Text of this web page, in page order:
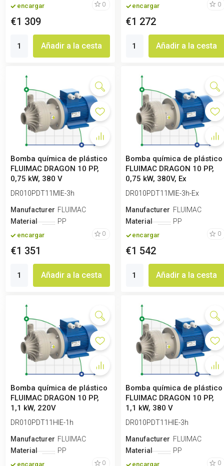
encargar 0
€1 309
Añadir a la cesta
encargar 0
€1 272
Añadir a la cesta
Bomba química de plástico
FLUIMAC DRAGON 10 PP,
0,75 kW, 380 V
DR010PDT11MIE-3h
ManufactureroFLUIMAC
Material
PP
encargar 0
€1 351
Añadir a la cesta
Bomba química de plástico
FLUIMAC DRAGON 10 PP,
0,75 kW, 380V, Ex
DR010PDT11MIE-3h-Ex
ManufactureroFLUIMAC
Material
PP
encargar 0
€1 542
Añadir a la cesta
Bomba química de plástico
FLUIMAC DRAGON 10 PP,
1,1 kW, 220V
DR010PDT11HIE-1h
ManufactureroFLUIMAC
Material
PP
encargar 0
Bomba química de plástico
FLUIMAC DRAGON 10 PP,
1,1 kW, 380 V
DR010PDT11HIE-3h
ManufactureroFLUIMAC
Material
PP
encargar 0